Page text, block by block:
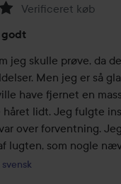
Verificeret køb
godt
jeg skulle prøve, da
Men jeg er så
have fjernet en
håret lidt. Jeg fulgte
over forventning.
lugten, som nogle